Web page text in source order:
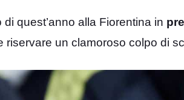
quest’anno alla Fiorentina in
riservare un clamoroso colpo di